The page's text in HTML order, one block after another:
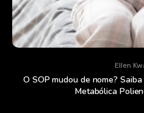
Ellen
O SOP mudou de nome?
Metabólica